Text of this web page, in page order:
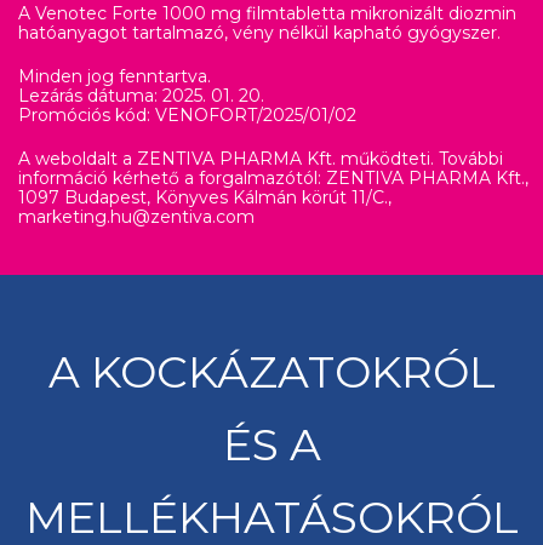
A Venotec Forte 1000 mg filmtabletta mikronizált diozmin
hatóanyagot tartalmazó, vény nélkül kapható gyógyszer.
Minden jog fenntartva.
Lezárás dátuma: 2025. 01. 20.
Promóciós kód: VENOFORT/2025/01/02
A weboldalt a ZENTIVA PHARMA Kft. működteti. További
információ kérhető a forgalmazótól: ZENTIVA PHARMA Kft.,
1097 Budapest, Könyves Kálmán körút 11/C.,
marketing.hu@zentiva.com
A KOCKÁZATOKRÓL
ÉS A
MELLÉKHATÁSOKRÓL